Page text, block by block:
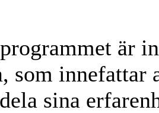
är
som innefattar
sina